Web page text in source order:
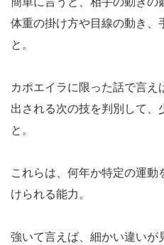
体重の掛け方や目線の動き、
と。
カポエイラに限った話で言え
出される次の技を判別して、
と。
これらは、何年か特定の運
けられる能力。
強いて言えば、細かい違いが